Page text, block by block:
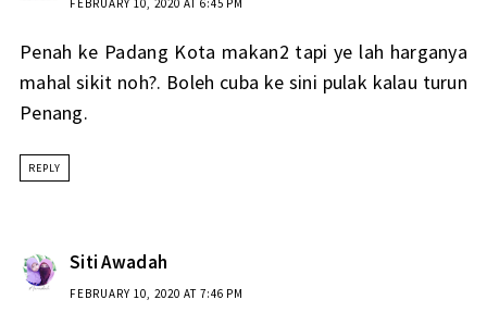
FEBRUARY 10, 2020 AT 6:45 PM
Penah ke Padang Kota makan2 tapi ye lah harganya
mahal sikit noh?. Boleh cuba ke sini pulak kalau turun
Penang.
REPLY
Siti Awadah
FEBRUARY 10, 2020 AT 7:46 PM